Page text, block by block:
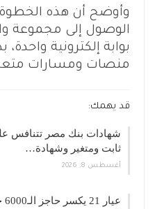
وأوضح أن هذه
الوصول إلى مجموعة
بوابة إلكترونية
منصات ومسارات
قد يهمك:
شهادات بنك مصر تتنافس
ثابت ومتغير وشهادة…
أغسطس 8, 2026